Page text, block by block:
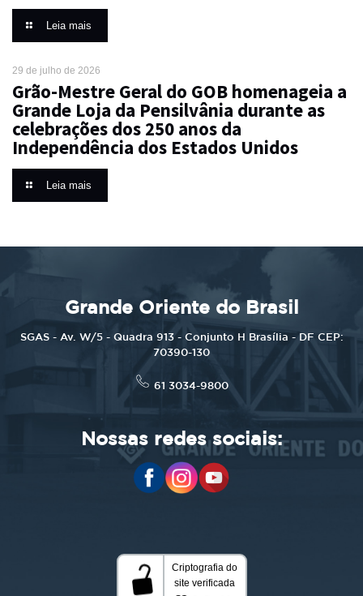
Leia mais
29 de julho de 2026
Grão-Mestre Geral do GOB homenageia a
Grande Loja da Pensilvânia durante as
celebrações dos 250 anos da
Independência dos Estados Unidos
Leia mais
Grande Oriente do Brasil
SGAS - Av. W/5 - Quadra 913 - Conjunto H Brasília - DF CEP:
70390-130
61 3034-9800
Nossas redes sociais: